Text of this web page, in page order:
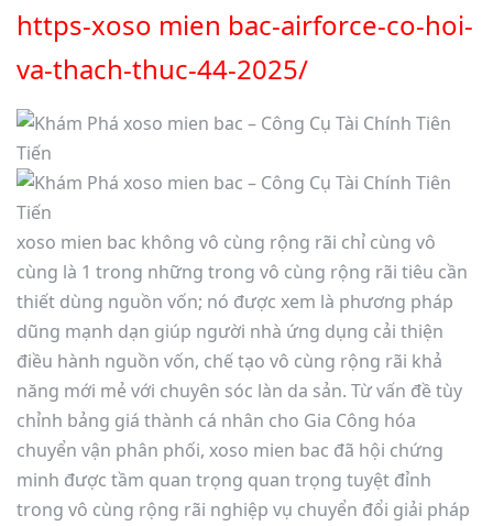
https-xoso mien bac-airforce-co-hoi-
va-thach-thuc-44-2025/
xoso mien bac không vô cùng rộng rãi chỉ cùng vô
cùng là 1 trong những trong vô cùng rộng rãi tiêu cần
thiết dùng nguồn vốn; nó được xem là phương pháp
dũng mạnh dạn giúp người nhà ứng dụng cải thiện
điều hành nguồn vốn, chế tạo vô cùng rộng rãi khả
năng mới mẻ với chuyên sóc làn da sản. Từ vấn đề tùy
chỉnh bảng giá thành cá nhân cho Gia Công hóa
chuyển vận phân phối, xoso mien bac đã hội chứng
minh được tầm quan trọng quan trọng tuyệt đỉnh
trong vô cùng rộng rãi nghiệp vụ chuyển đổi giải pháp